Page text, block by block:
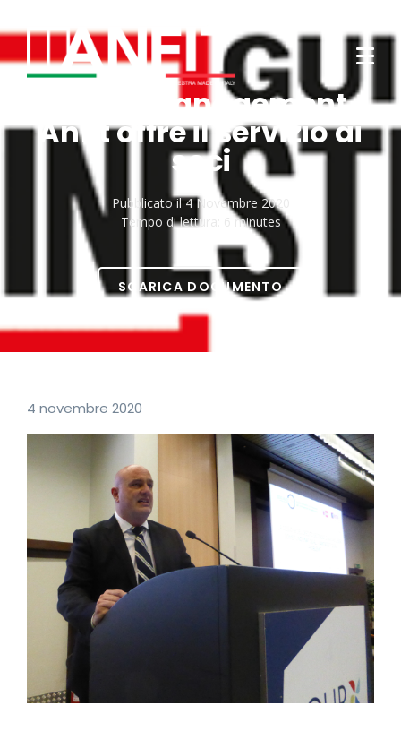
Credit management.
Anfit offre il servizio ai
soci
Pubblicato il4 Novembre 2020
Tempo di lettura:
6 minutes
SCARICA DOCUMENTO
4 novembre 2020